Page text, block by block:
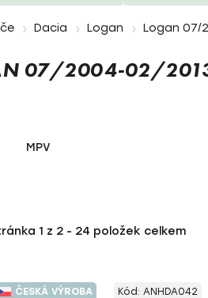
Dacia Logan Logan 07/
07/2004-02/
MPV
1 z 2 - 24 položek celkem
ČESKÁ VÝROBA Kód: ANHDA042